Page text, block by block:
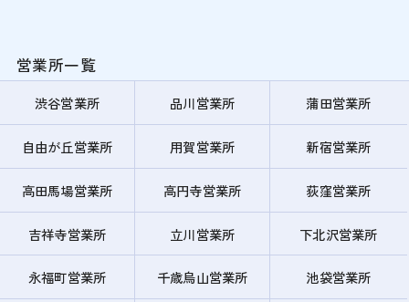
営業所一覧
渋谷営業所 品川営業所 蒲田営業所
自由が丘営業所 用賀営業所 新宿営業所
高田馬場営業所 高円寺営業所 荻窪営業所
吉祥寺営業所 立川営業所 下北沢営業所
永福町営業所 千歳烏山営業所 池袋営業所